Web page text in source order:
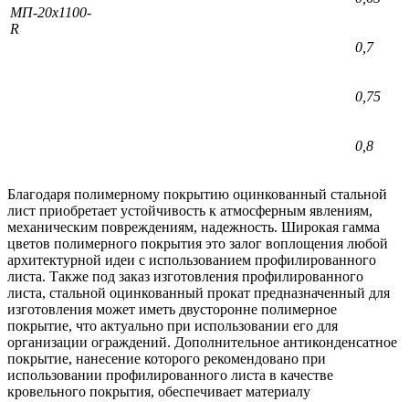
МП-20х1100-
R
0,7
0,75
0,8
Благодаря полимерному покрытию оцинкованный стальной
лист приобретает устойчивость к атмосферным явлениям,
механическим повреждениям, надежность. Широкая гамма
цветов полимерного покрытия это залог воплощения любой
архитектурной идеи с использованием профилированного
листа. Также под заказ изготовления профилированного
листа, стальной оцинкованный прокат предназначенный для
изготовления может иметь двусторонне полимерное
покрытие, что актуально при использовании его для
организации ограждений. Дополнительное антиконденсатное
покрытие, нанесение которого рекомендовано при
использовании профилированного листа в качестве
кровельного покрытия, обеспечивает материалу